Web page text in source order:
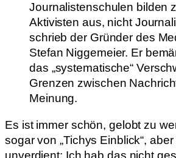
Journalistenschulen bilden
Aktivisten aus, nicht
schrieb der Gründer des
Stefan Niggemeier. Er
das „systematische“
Grenzen zwischen
Meinung.
Es ist immer schön, gelobt zu
sogar von „Tichys Einblick“,
unverdient: Ich hab das nicht